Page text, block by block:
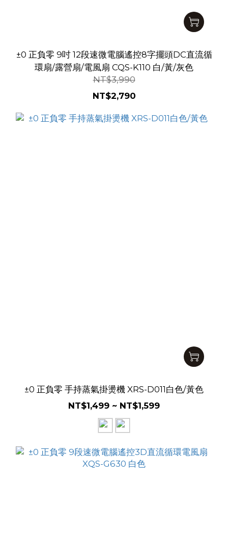
±0 正負零 9吋 12段速微電腦遙控8字擺頭DC直流循
環扇/露營扇/電風扇 CQS-K110 白/黃/灰色
NT$3,990
NT$2,790
±0 正負零 手持蒸氣掛燙機 XRS-D011白色/黃色
NT$1,499 ~ NT$1,599